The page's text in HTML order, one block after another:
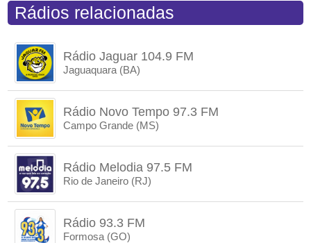
Rádios relacionadas
Rádio Jaguar 104.9 FM
Jaguaquara (BA)
Rádio Novo Tempo 97.3 FM
Campo Grande (MS)
Rádio Melodia 97.5 FM
Rio de Janeiro (RJ)
Rádio 93.3 FM
Formosa (GO)